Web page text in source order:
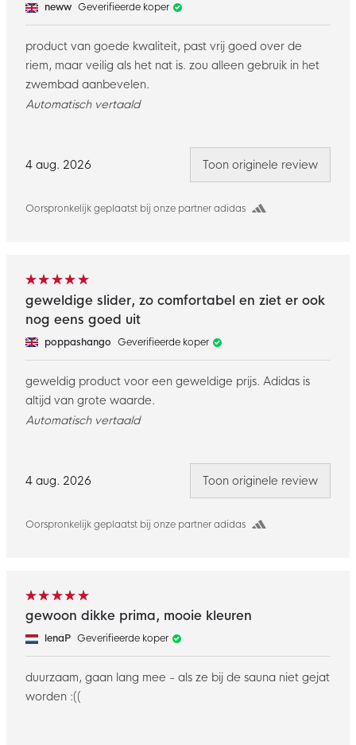
4 aug. 2026
Oorspronkelijk geplaatst bij onze partner adidas
neww Geverifieerde koper
product van goede kwaliteit, past vrij goed over de
riem, maar veilig als het nat is. zou alleen gebruik in het
zwembad aanbevelen.
Automatisch vertaald
Toon originele review
4 aug. 2026
Oorspronkelijk geplaatst bij onze partner adidas
geweldige slider, zo comfortabel en ziet er ook
nog eens goed uit
poppashango Geverifieerde koper
geweldig product voor een geweldige prijs. Adidas is
altijd van grote waarde.
Automatisch vertaald
Toon originele review
gewoon dikke prima, mooie kleuren
lenaP Geverifieerde koper
duurzaam, gaan lang mee - als ze bij de sauna niet gejat
worden :((